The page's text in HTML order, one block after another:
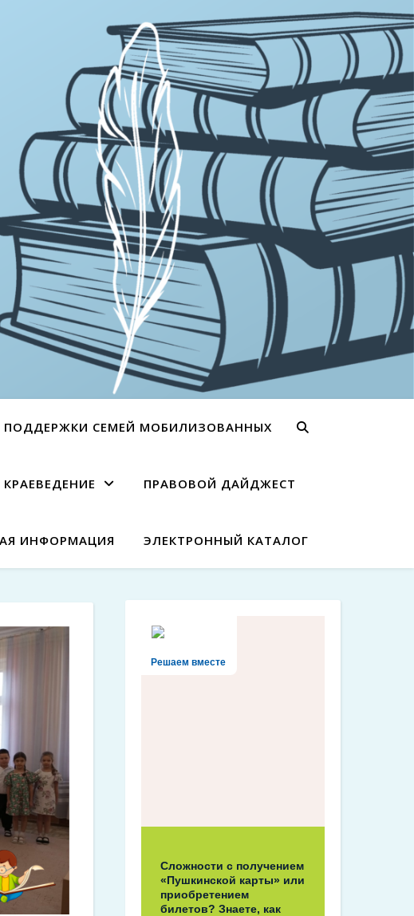
СЕМЕЙ МОБИЛИЗОВАННЫХ
КРАЕВЕДЕНИЕ ПРАВОВОЙ ДАЙДЖЕСТ
ИНФОРМАЦИЯ ЭЛЕКТРОННЫЙ КАТАЛОГ
Решаем вместе
Сложности с получением
«Пушкинской карты» или
приобретением
билетов? Знаете, как